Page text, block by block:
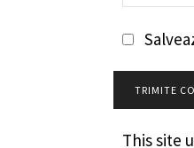
This site